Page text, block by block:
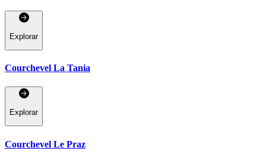
Explorar
Courchevel La Tania
Explorar
Courchevel Le Praz